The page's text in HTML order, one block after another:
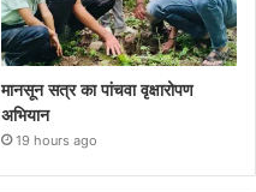
मानसून सत्र का पांचवा वृक्षारोपण
अभियान
19 hours ago